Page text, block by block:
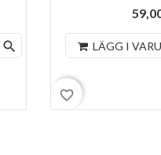
search LÄGG I
favorite_border